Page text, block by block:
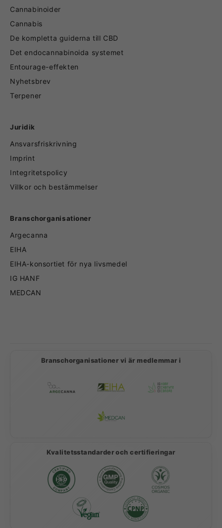
Cannabinoider
Cannabis
De kompletta guiderna till CBD
Det endocannabinoida systemet
Entourage-effekten
Nyhetsbrev
Terpener
Juridik
Ansvarsfriskrivning
Imprint
Integritetspolicy
Villkor och bestämmelser
Branschorganisationer
Argecanna
EIHA
EIHA-konsortiet för nya livsmedel
IG HANF
MEDCAN
Branschorganisationer vi är medlemmar i
Kvalitetsstandarder och certifieringar